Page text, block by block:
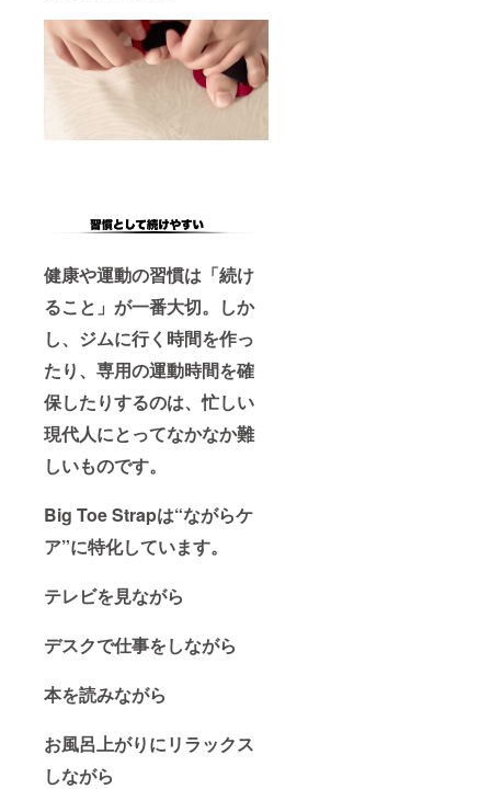
健康や運動の習慣は「続け
ること」が一番大切。しか
し、ジムに行く時間を作っ
たり、専用の運動時間を確
保したりするのは、忙しい
現代人にとってなかなか難
しいものです。
Big Toe Strapは“ながらケ
ア”に特化しています。
テレビを見ながら
デスクで仕事をしながら
本を読みながら
お風呂上がりにリラックス
しながら